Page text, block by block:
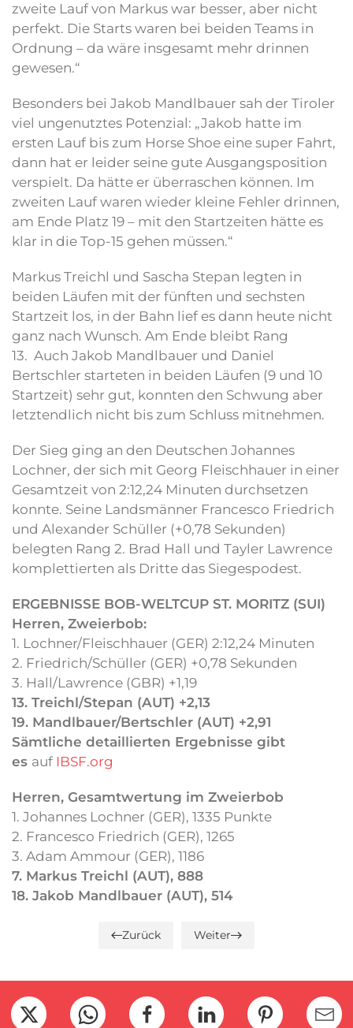
zweite Lauf von Markus war besser, aber nicht
perfekt. Die Starts waren bei beiden Teams in
Ordnung – da wäre insgesamt mehr drinnen
gewesen.“
Besonders bei Jakob Mandlbauer sah der Tiroler
viel ungenutztes Potenzial: „Jakob hatte im
ersten Lauf bis zum Horse Shoe eine super Fahrt,
dann hat er leider seine gute Ausgangsposition
verspielt. Da hätte er überraschen können. Im
zweiten Lauf waren wieder kleine Fehler drinnen,
am Ende Platz 19 – mit den Startzeiten hätte es
klar in die Top-15 gehen müssen.“
Markus Treichl und Sascha Stepan legten in
beiden Läufen mit der fünften und sechsten
Startzeit los, in der Bahn lief es dann heute nicht
ganz nach Wunsch. Am Ende bleibt Rang
13. Auch Jakob Mandlbauer und Daniel
Bertschler starteten in beiden Läufen (9 und 10
Startzeit) sehr gut, konnten den Schwung aber
letztendlich nicht bis zum Schluss mitnehmen.
Der Sieg ging an den Deutschen Johannes
Lochner, der sich mit Georg Fleischhauer in einer
Gesamtzeit von 2:12,24 Minuten durchsetzen
konnte. Seine Landsmänner Francesco Friedrich
und Alexander Schüller (+0,78 Sekunden)
belegten Rang 2. Brad Hall und Tayler Lawrence
komplettierten als Dritte das Siegespodest.
ERGEBNISSE BOB-WELTCUP ST. MORITZ (SUI)
Herren, Zweierbob:
1. Lochner/Fleischhauer (GER) 2:12,24 Minuten
2. Friedrich/Schüller (GER) +0,78 Sekunden
3. Hall/Lawrence (GBR) +1,19
13. Treichl/Stepan (AUT) +2,13
19. Mandlbauer/Bertschler (AUT) +2,91
Sämtliche detaillierten Ergebnisse gibt
es auf IBSF.org
Herren, Gesamtwertung im Zweierbob
1. Johannes Lochner (GER), 1335 Punkte
2. Francesco Friedrich (GER), 1265
3. Adam Ammour (GER), 1186
7. Markus Treichl (AUT), 888
18. Jakob Mandlbauer (AUT), 514
Zurück Weiter